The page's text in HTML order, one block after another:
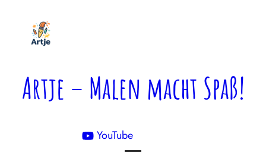
springen
Artje – Malen macht Spaß!
YouTube